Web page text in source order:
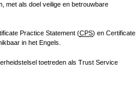
met als doel veilige en betrouwbare
Practice Statement (CPS) en Certificate
in het Engels.
toetreden als Trust Service